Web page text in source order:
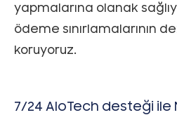
yapmalarına olanak
ödeme sınırlamalarının
koruyoruz.
7/24 AloTech desteği ile